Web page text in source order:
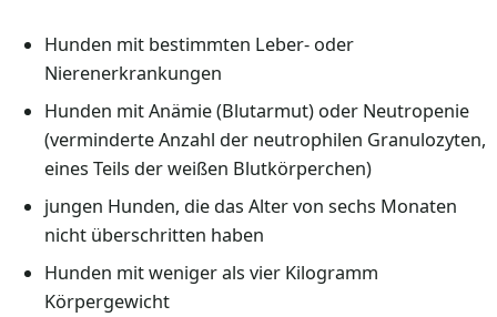
Hunden mit bestimmten Leber- oder
Nierenerkrankungen
Hunden mit Anämie (Blutarmut) oder Neutropenie
(verminderte Anzahl der neutrophilen Granulozyten,
eines Teils der weißen Blutkörperchen)
jungen Hunden, die das Alter von sechs Monaten
nicht überschritten haben
Hunden mit weniger als vier Kilogramm
Körpergewicht